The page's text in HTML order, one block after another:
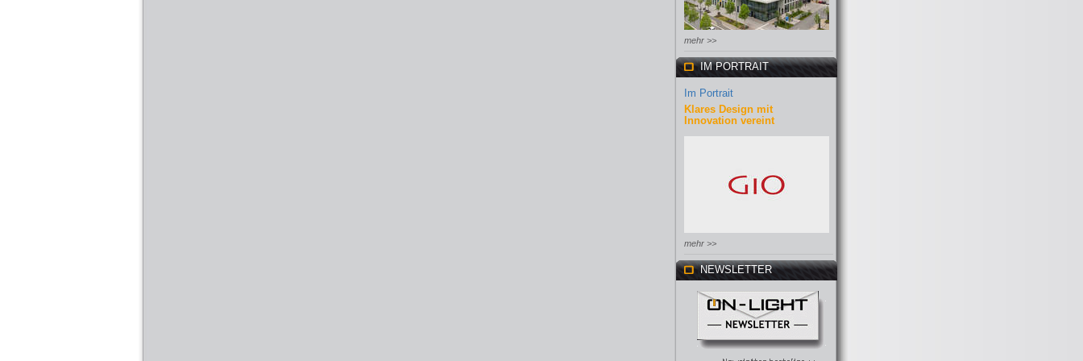
mehr >>
IM PORTRAIT
Im Portrait
Klares Design mit
Innovation vereint
mehr >>
NEWSLETTER